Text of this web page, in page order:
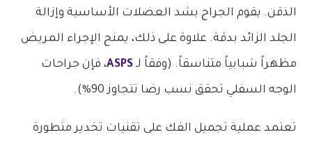
الذقن. يقوم الجراح بشد العضلات الأساسية وإزالة
الجلد الزائد بدقة. علاوة على ذلك، يمنح الإجراء المريض
مظهراً شبابياً متناسقاً. (وفقاً لـASPS، فإن جراحات
الوجه السفلي تحقق نسب رضا تتجاوز 90%).
تعتمد عملية تجميل الفك على تقنيات تخدير متطورة